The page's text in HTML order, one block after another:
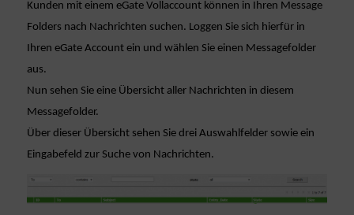
Kunden mit einem eGate Vollaccount können in Ihren Message
Folders nach Nachrichten suchen. Loggen Sie sich hierfür in
Ihren eGate Account ein und wählen Sie einen Messagefolder
aus.
Nun sehen Sie eine Übersicht aller Nachrichten in diesem
Messagefolder.
Über dieser Übersicht sehen Sie drei Auswahlfelder sowie ein
Eingabefeld zur Suche von Nachrichten.